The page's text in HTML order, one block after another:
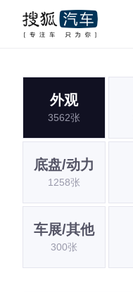
外观
3562张
底盘/动力
1258张
车展/其他
300张